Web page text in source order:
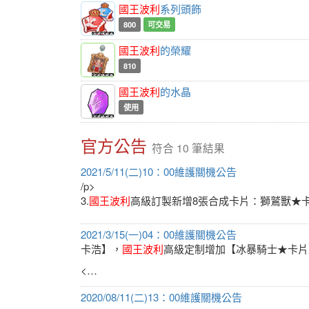
國王波利系列頭飾
800 可交易
國王波利的榮耀
810
國王波利的水晶
使用
官方公告 符合 10 筆結果
2021/5/11(二)10：00維護關機公告
/p>
3.國王波利高級訂製新增8張合成卡片：獅鷲獸
2021/3/15(一)04：00維護關機公告
卡浩】， 國王波利高級定制增加【冰暴騎士★卡
<…
2020/08/11(二)13：00維護關機公告